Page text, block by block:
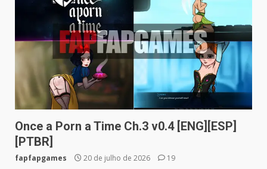
Once a Porn a Time Ch.3 v0.4 [ENG][ESP]
[PTBR]
fapfapgames 20 de julho de 2026 19